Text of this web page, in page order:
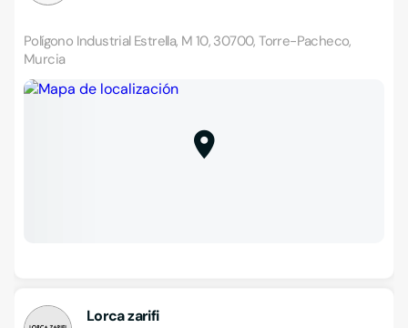
Polígono Industrial Estrella, M 10, 30700, Torre-Pacheco,
Murcia
Lorca zarifi